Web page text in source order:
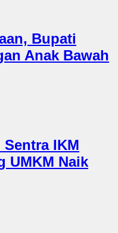
Bupati
Anak Bawah
IKM
UMKM Naik